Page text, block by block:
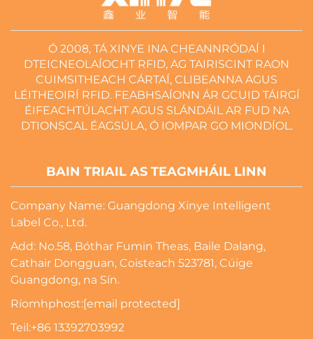
Ó 2008, TÁ XINYE INA CHEANNRÓDAÍ I
DTEICNEOLAÍOCHT RFID, AG TAIRISCINT RAON
CUIMSITHEACH CÁRTAÍ, CLIBEANNA AGUS
LÉITHEOIRÍ RFID. FEABHSAÍONN ÁR GCUID TÁIRGÍ
ÉIFEACHTÚLACHT AGUS SLÁNDÁIL AR FUD NA
DTIONSCAL ÉAGSÚLA, Ó IOMPAR GO MIONDÍOL.
BAIN TRIAIL AS TEAGMHÁIL LINN
Company Name: Guangdong Xinye Intelligent
Label Co., Ltd.
Add: No.58, Bóthar Fumin Theas, Baile Dalang,
Cathair Dongguan, Coisteach 523781, Cúige
Guangdong, na Sín.
Ríomhphost:[email protected]
Teil:+86 13392703992